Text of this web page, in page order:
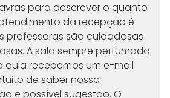
para descrever o quanto
da recepção é
professoras são cuidadosas
A sala sempre perfumada
aula recebemos um e-mail
de saber nossa
e possível sugestão. O